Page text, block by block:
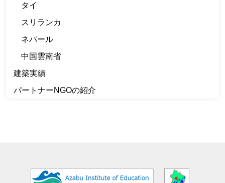
タイ
スリランカ
ネパール
中国雲南省
建築実績
パートナーNGOの紹介